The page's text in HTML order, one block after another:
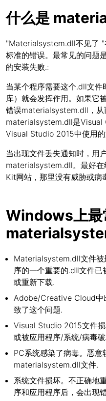
什么是
"Materialsystem.dll不见了
标准的错误。最常见的问题
的安装失败.:
当某个程序需要这个.dll文
库）就会发挥作用。如果它
错误materialsystem.dll，从
materialsystem.dll是
Visual Studio 2015中使用
当出现文件丢失通知时，用
materialsystem.dll。最好在
Kit网站，那里没有威胁或病
Windows上最
Materialsystem.dll文件被
序的一个重要的.dll文件
或重新下载.
Adobe/Creative Cloud中
致了这个问题.
Visual Studio 2015文件
或被应用程序/系统/病毒
PC系统感染了病毒。恶
materialsystem.dll文件.
系统文件损坏。不正确地
序和应用程序后，会出现